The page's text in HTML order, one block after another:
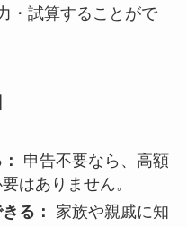
・試算することがで
申告不要なら、高額
はありません。
る：
家族や親戚に知